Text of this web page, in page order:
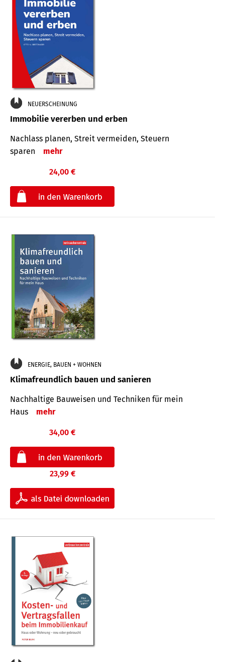
NEUERSCHEINUNG
Immobilie vererben und erben
Nachlass planen, Streit vermeiden, Steuern
sparen
mehr
24,00 €
ENERGIE, BAUEN + WOHNEN
Klimafreundlich bauen und sanieren
Nachhaltige Bauweisen und Techniken für mein
Haus
mehr
34,00 €
23,99 €